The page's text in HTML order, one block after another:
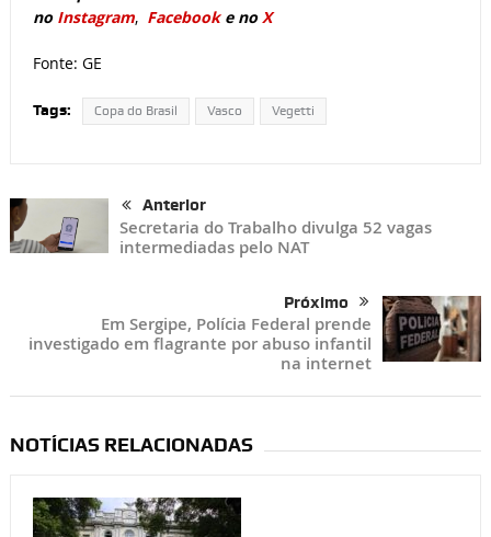
no Instagram, Facebooke no X
Fonte: GE
Tags: Copa do Brasil Vasco Vegetti
Anterior
Secretaria do Trabalho divulga 52 vagas
intermediadas pelo NAT
Próximo
Em Sergipe, Polícia Federal prende
investigado em flagrante por abuso infantil
na internet
NOTÍCIAS RELACIONADAS